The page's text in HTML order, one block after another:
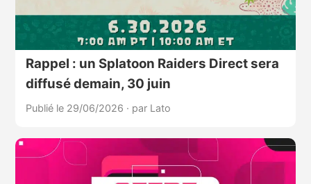
Rappel : un Splatoon Raiders Direct sera
diffusé demain, 30 juin
Publié le 29/06/2026 · par Lato